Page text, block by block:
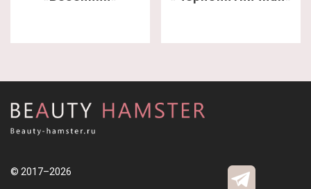
© 2017–2026